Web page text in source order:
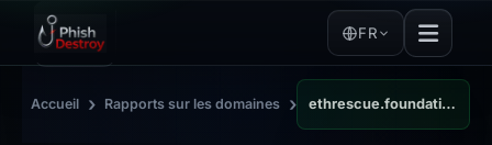
FR
Accueil › Rapports sur les domaines › ethrescue.foundation